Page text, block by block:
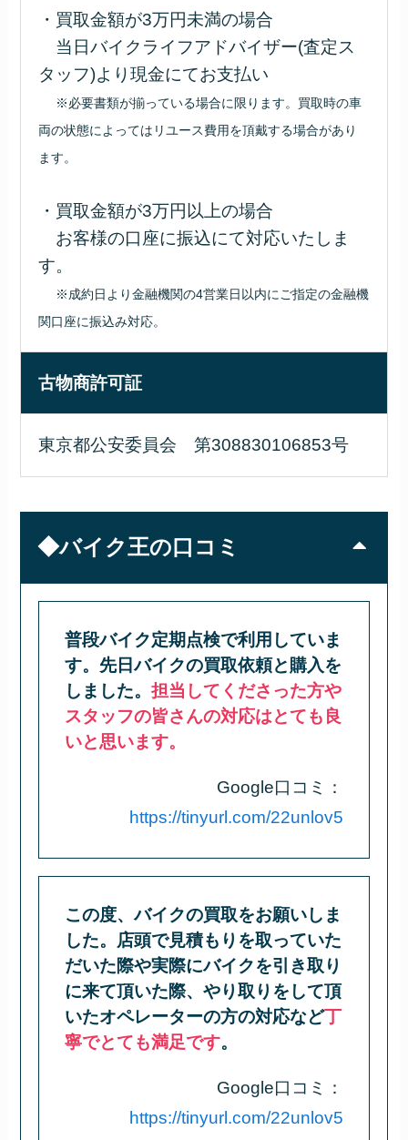
・買取金額が3万円未満の場合
当日バイクライフアドバイザー(査定ス
タッフ)より現金にてお支払い
※必要書類が揃っている場合に限ります。買取時の車
両の状態によってはリユース費用を頂戴する場合があり
ます。
・買取金額が3万円以上の場合
お客様の口座に振込にて対応いたしま
す。
※成約日より金融機関の4営業日以内にご指定の金融機
関口座に振込み対応。
古物商許可証
東京都公安委員会 第308830106853号
◆バイク王の口コミ
普段バイク定期点検で利用していま
す。先日バイクの買取依頼と購入を
しました。担当してくださった方や
スタッフの皆さんの対応はとても良
いと思います。
Google口コミ：
https://tinyurl.com/22unlov5
この度、バイクの買取をお願いしま
した。店頭で見積もりを取っていた
だいた際や実際にバイクを引き取り
に来て頂いた際、やり取りをして頂
いたオペレーターの方の対応など丁
寧でとても満足です。
Google口コミ：
https://tinyurl.com/22unlov5